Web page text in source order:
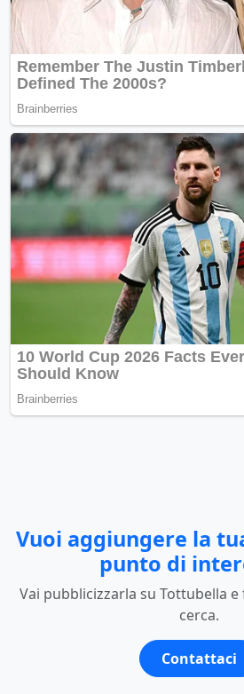
Vuoi aggiungere la
punto di
Vai pubblicizzarla su Tottubella
cerca.
Contattaci